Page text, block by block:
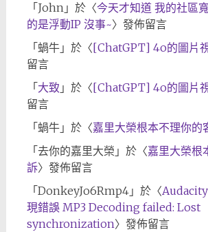
「 John」於〈今天才知道 我的社區
的是浮動IP 沒事~〉發佈留言
「 蝸牛」於〈[ChatGPT] 4o的圖片
留言
「 大致 」於〈[ChatGPT] 4o的圖片
留言
「 蝸牛」於〈嘉里大榮根本不理你的
「 去你的嘉里大榮 」於〈嘉里大榮根
訴〉發佈留言
「 DonkeyJo6Rmp4」於〈
現錯誤 MP3 Decoding failed: Lost
synchronization〉發佈留言